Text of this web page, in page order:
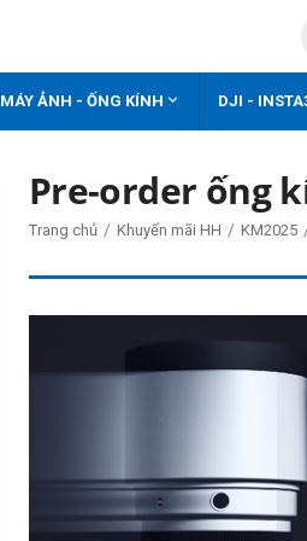
MÁY ẢNH - ỐNG KÍNH  DJI -
Pre-order ống
Trang chủ / Khuyến mãi HH / KM2025